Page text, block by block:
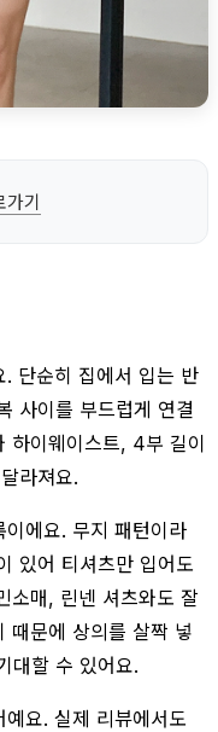
가기
단순히 집에서 입는 반
사이를 부드럽게 연결
하이웨이스트, 4부 길이
라져요.
에요. 무지 패턴이라
있어 티셔츠만 입어도
소매, 린넨 셔츠와도 잘
때문에 상의를 살짝 넣
대할 수 있어요.
요. 실제 리뷰에서도